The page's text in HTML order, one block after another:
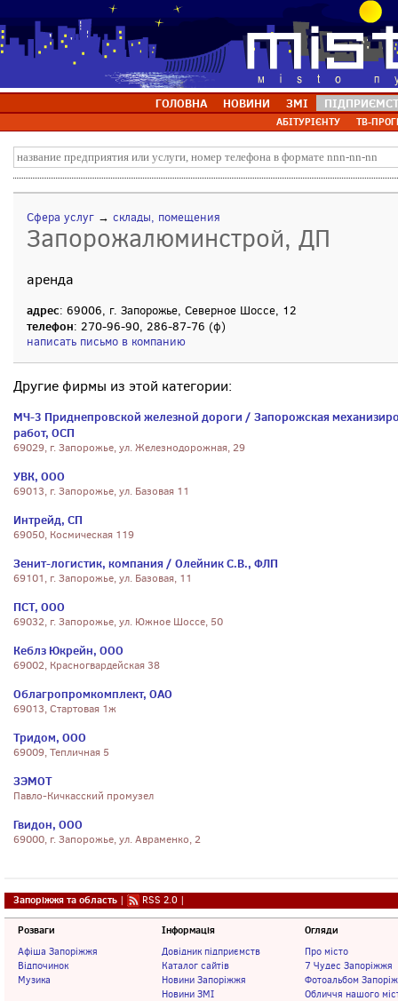
ГОЛОВНА НОВИНИ ЗМІ
АБІТУРІЄНТУ ТВ-
Сфера услуг → склады, помещения
Запорожалюминстрой, ДП
аренда
адрес: 69006, г. Запорожье, Северное Шоссе, 12
телефон: 270-96-90, 286-87-76 (ф)
написать письмо в компанию
Другие фирмы из этой категории:
МЧ-3 Приднепровской железной дороги / Запорожская
работ, ОСП
69029, г. Запорожье, ул. Железнодорожная, 29
УВК, ООО
69013, г. Запорожье, ул. Базовая 11
Интрейд, СП
69050, Космическая 119
Зенит-логистик, компания / Олейник С.В., ФЛП
69101, г. Запорожье, ул. Базовая, 11
ПСТ, ООО
69032, г. Запорожье, ул. Южное Шоссе, 50
Кеблз Юкрейн, ООО
69002, Красногвардейская 38
Облагропромкомплект, ОАО
69013, Стартовая 1ж
Тридом, ООО
69009, Тепличная 5
ЗЭМОТ
Павло-Кичкасский промузел
Гвидон, ООО
69000, г. Запорожье, ул. Авраменко, 2
Запоріжжя та область | RSS 2.0 |
Розваги
Афіша Запоріжжя
Відпочинок
Музика
Інформація
Довідник підприємств
Каталог сайтів
Новини Запоріжжя
Новини ЗМІ
Огляди
Про місто
7 Чудес Запоріжжя
Фотоальбом
Обличчя нашого